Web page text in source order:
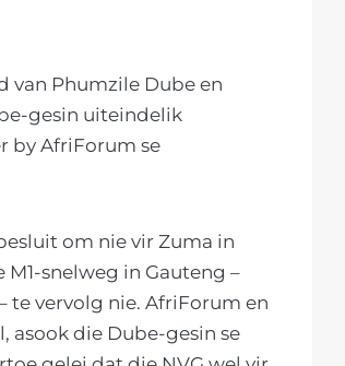
van Phumzile Dube en
gesin uiteindelik
by AfriForum se
om nie vir Zuma in
snelweg in Gauteng –
te vervolg nie. AfriForum en
asook die Dube-gesin se